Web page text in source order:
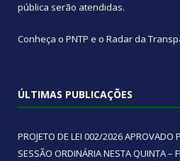
pública serão atendidas.
Conheça o PNTP e o Radar da
ÚLTIMAS PUBLICAÇÕES
PROJETO DE LEI 002/2026 APROVADO
SESSÃO ORDINÁRIA NESTA QUINTA –